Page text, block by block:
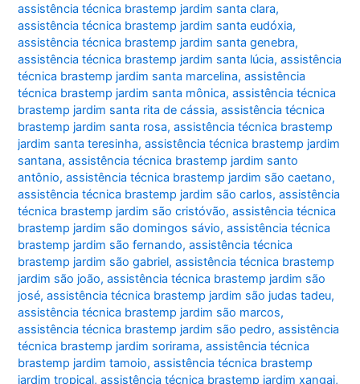
assistência técnica brastemp jardim santa clara,
assistência técnica brastemp jardim santa eudóxia,
assistência técnica brastemp jardim santa genebra,
assistência técnica brastemp jardim santa lúcia,assistência
técnica brastemp jardim santa marcelina,assistência
técnica brastemp jardim santa mônica,assistência técnica
brastemp jardim santa rita de cássia,assistência técnica
brastemp jardim santa rosa,assistência técnica brastemp
jardim santa teresinha,assistência técnica brastemp jardim
santana,assistência técnica brastemp jardim santo
antônio,assistência técnica brastemp jardim são caetano,
assistência técnica brastemp jardim são carlos,assistência
técnica brastemp jardim são cristóvão,assistência técnica
brastemp jardim são domingos sávio,assistência técnica
brastemp jardim são fernando,assistência técnica
brastemp jardim são gabriel,assistência técnica brastemp
jardim são joão,assistência técnica brastemp jardim são
josé,assistência técnica brastemp jardim são judas tadeu,
assistência técnica brastemp jardim são marcos,
assistência técnica brastemp jardim são pedro,assistência
técnica brastemp jardim sorirama,assistência técnica
brastemp jardim tamoio,assistência técnica brastemp
jardim tropical,assistência técnica brastemp jardim xangai,